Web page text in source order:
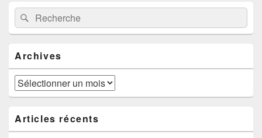
Zone
principale
de
widget
barre
latérale
Recherche :Rechercher
Archives
Archives
Articles récents